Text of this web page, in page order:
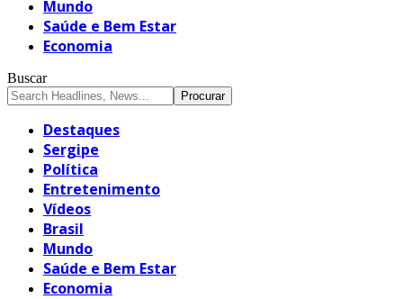
Mundo
Saúde e Bem Estar
Economia
Buscar
Destaques
Sergipe
Política
Entretenimento
Vídeos
Brasil
Mundo
Saúde e Bem Estar
Economia